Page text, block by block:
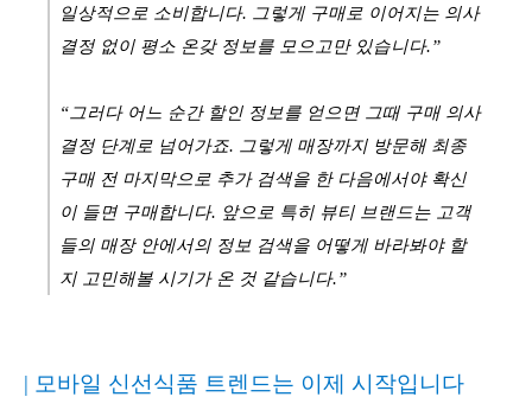
일상적으로 소비합니다. 그렇게 구매로 이어지는 의사
결정 없이 평소 온갖 정보를 모으고만 있습니다.”
“그러다 어느 순간 할인 정보를 얻으면 그때 구매 의사
결정 단계로 넘어가죠. 그렇게 매장까지 방문해 최종
구매 전 마지막으로 추가 검색을 한 다음에서야 확신
이 들면 구매합니다. 앞으로 특히 뷰티 브랜드는 고객
들의 매장 안에서의 정보 검색을 어떻게 바라봐야 할
지 고민해볼 시기가 온 것 같습니다.”
| 모바일 신선식품 트렌드는 이제 시작입니다